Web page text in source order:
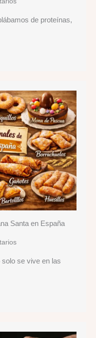
de proteínas,
Santa en España
se vive en las